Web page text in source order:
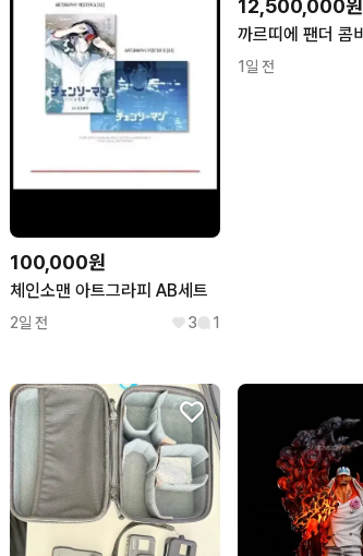
100,000원
체인소맨 아트그라피 AB세트
2일 전 3 1
12,500,000원
1일 전